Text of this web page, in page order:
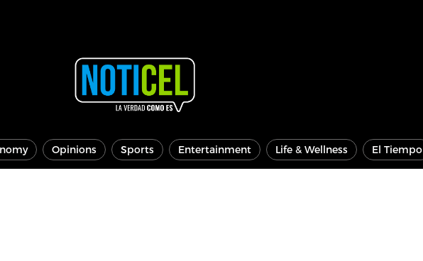
Opinions Sports Entertainment Life & Wellness El Tiempo